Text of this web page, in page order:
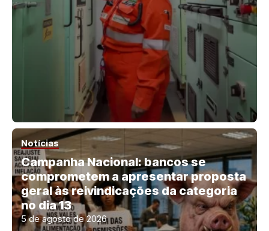
Notícias
Campanha Nacional: bancos se
comprometem a apresentar proposta
geral às reivindicações da categoria
no dia 13
5 de agosto de 2026